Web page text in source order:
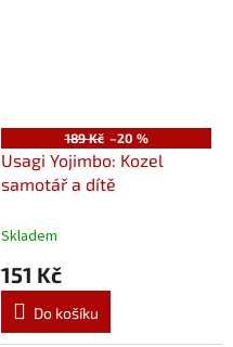
189 Kč –20 %
Usagi Yojimbo: Kozel
samotář a dítě
Skladem
151 Kč
Do košíku